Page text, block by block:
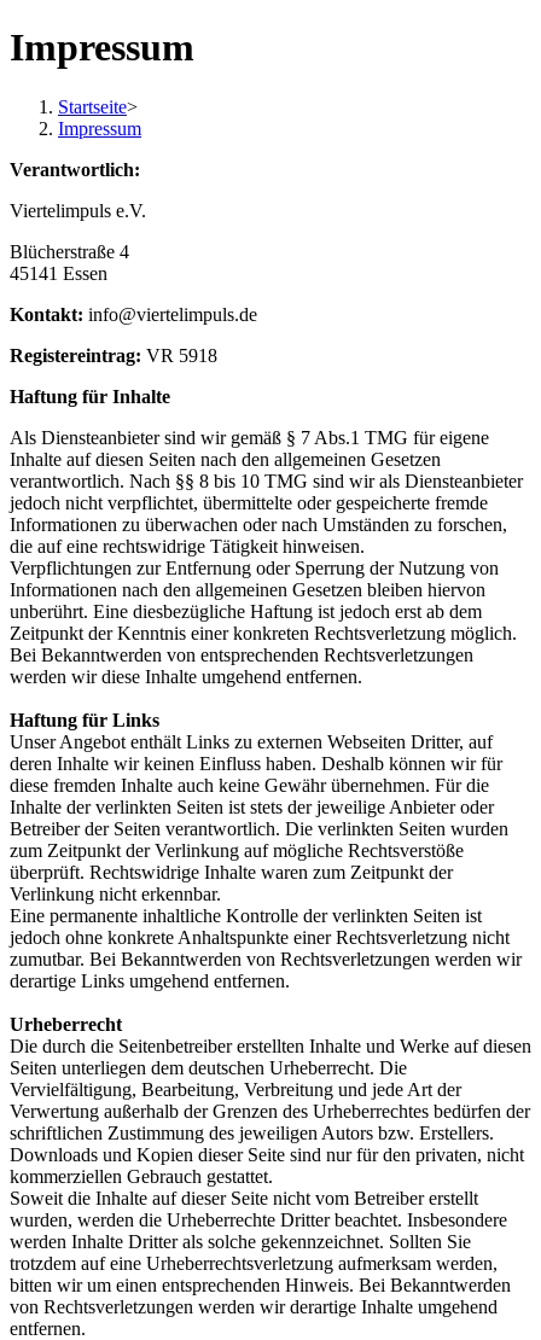
Zum
Inhalt
Impressum
Startseite>
Impressum
Verantwortlich:
Viertelimpuls e.V.
Blücherstraße 4
45141 Essen
Kontakt: info@viertelimpuls.de
Registereintrag: VR 5918
Haftung für Inhalte
Als Diensteanbieter sind wir gemäß § 7 Abs.1 TMG für eigene
Inhalte auf diesen Seiten nach den allgemeinen Gesetzen
verantwortlich. Nach §§ 8 bis 10 TMG sind wir als Diensteanbieter
jedoch nicht verpflichtet, übermittelte oder gespeicherte fremde
Informationen zu überwachen oder nach Umständen zu forschen,
die auf eine rechtswidrige Tätigkeit hinweisen.
Verpflichtungen zur Entfernung oder Sperrung der Nutzung von
Informationen nach den allgemeinen Gesetzen bleiben hiervon
unberührt. Eine diesbezügliche Haftung ist jedoch erst ab dem
Zeitpunkt der Kenntnis einer konkreten Rechtsverletzung möglich.
Bei Bekanntwerden von entsprechenden Rechtsverletzungen
werden wir diese Inhalte umgehend entfernen.
Haftung für Links
Unser Angebot enthält Links zu externen Webseiten Dritter, auf
deren Inhalte wir keinen Einfluss haben. Deshalb können wir für
diese fremden Inhalte auch keine Gewähr übernehmen. Für die
Inhalte der verlinkten Seiten ist stets der jeweilige Anbieter oder
Betreiber der Seiten verantwortlich. Die verlinkten Seiten wurden
zum Zeitpunkt der Verlinkung auf mögliche Rechtsverstöße
überprüft. Rechtswidrige Inhalte waren zum Zeitpunkt der
Verlinkung nicht erkennbar.
Eine permanente inhaltliche Kontrolle der verlinkten Seiten ist
jedoch ohne konkrete Anhaltspunkte einer Rechtsverletzung nicht
zumutbar. Bei Bekanntwerden von Rechtsverletzungen werden wir
derartige Links umgehend entfernen.
Urheberrecht
Die durch die Seitenbetreiber erstellten Inhalte und Werke auf diesen
Seiten unterliegen dem deutschen Urheberrecht. Die
Vervielfältigung, Bearbeitung, Verbreitung und jede Art der
Verwertung außerhalb der Grenzen des Urheberrechtes bedürfen der
schriftlichen Zustimmung des jeweiligen Autors bzw. Erstellers.
Downloads und Kopien dieser Seite sind nur für den privaten, nicht
kommerziellen Gebrauch gestattet.
Soweit die Inhalte auf dieser Seite nicht vom Betreiber erstellt
wurden, werden die Urheberrechte Dritter beachtet. Insbesondere
werden Inhalte Dritter als solche gekennzeichnet. Sollten Sie
trotzdem auf eine Urheberrechtsverletzung aufmerksam werden,
bitten wir um einen entsprechenden Hinweis. Bei Bekanntwerden
von Rechtsverletzungen werden wir derartige Inhalte umgehend
entfernen.